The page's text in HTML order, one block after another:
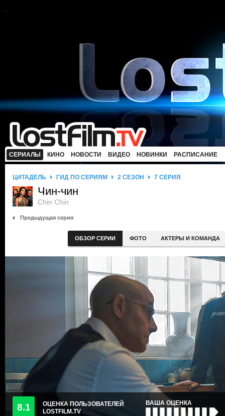
СЕРИАЛЫ КИНО НОВОСТИ ВИДЕО НОВИНКИ РАСПИСАНИЕ
ЦИТАДЕЛЬ ГИД ПО СЕРИЯМ 2 СЕЗОН 7 СЕРИЯ
Чин-чин
Chin Chin
Предыдущая серия
ОБЗОР СЕРИИ ФОТО АКТЕРЫ И КОМАНДА
8.1
ОЦЕНКА ПОЛЬЗОВАТЕЛЕЙ
LOSTFILM.TV
ВАША ОЦЕНКА